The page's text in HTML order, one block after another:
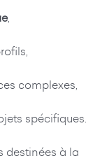
,
complexes,
spécifiques.
destinées à la